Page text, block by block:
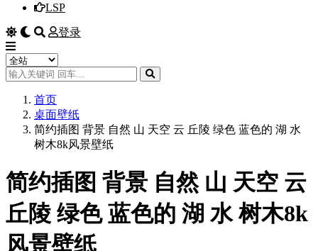
LSP
登录
首页
桌面壁纸
简约插图 背景 自然 山 天空 云 丘陵 绿色 蓝色的 湖 水
树木8k风景壁纸
简约插图 背景 自然 山 天空 云
丘陵 绿色 蓝色的 湖 水 树木8k
风景壁纸